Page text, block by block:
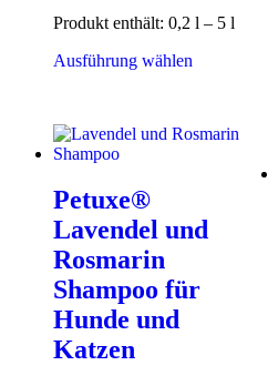
Produkt enthält: 0,2 l – 5 l
Ausführung wählen
Varianten
können
auf
gewählt
Petuxe®
Lavendel und
Rosmarin
Shampoo für
Hunde und
Katzen